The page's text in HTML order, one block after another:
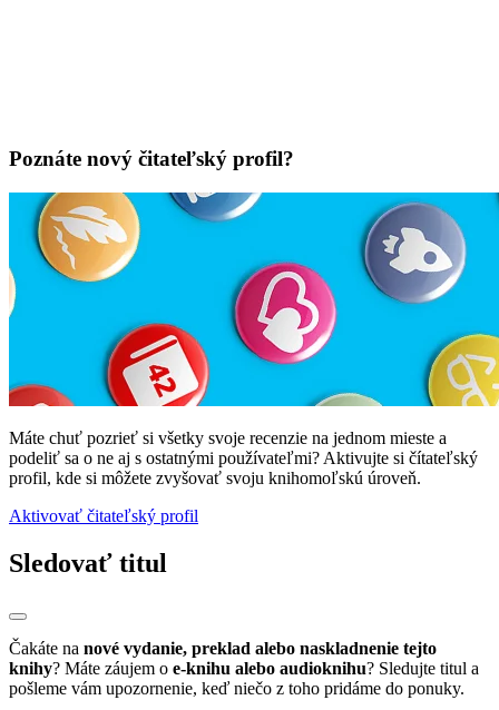
Poznáte nový čitateľský profil?
Máte chuť pozrieť si všetky svoje recenzie na jednom mieste a
podeliť sa o ne aj s ostatnými používateľmi? Aktivujte si čítateľský
profil, kde si môžete zvyšovať svoju knihomoľskú úroveň.
Aktivovať čitateľský profil
Sledovať titul
Čakáte na nové vydanie, preklad alebo naskladnenie tejto
knihy? Máte záujem o e-knihu alebo audioknihu? Sledujte titul a
pošleme vám upozornenie, keď niečo z toho pridáme do ponuky.